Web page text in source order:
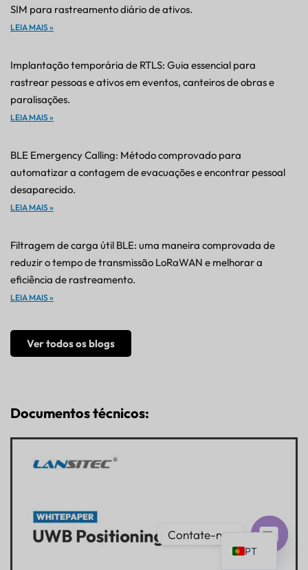
SIM para rastreamento diário de ativos.
LEIA MAIS »
Implantação temporária de RTLS: Guia essencial para
rastrear pessoas e ativos em eventos, canteiros de obras e
paralisações.
LEIA MAIS »
BLE Emergency Calling: Método comprovado para
automatizar a contagem de evacuações e encontrar pessoal
desaparecido.
LEIA MAIS »
Filtragem de carga útil BLE: uma maneira comprovada de
reduzir o tempo de transmissão LoRaWAN e melhorar a
eficiência de rastreamento.
LEIA MAIS »
Ver todos os blogs
Documentos técnicos:
PT
EN
DE
Contate-nos